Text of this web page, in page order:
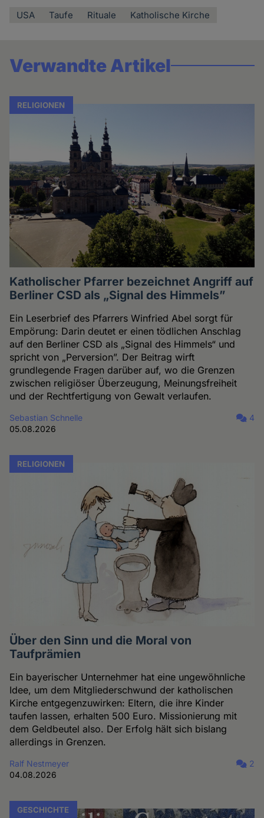
USA Taufe Rituale Katholische Kirche
Verwandte Artikel
RELIGIONEN
Katholischer Pfarrer bezeichnet Angriff auf
Berliner CSD als „Signal des Himmels”
Ein Leserbrief des Pfarrers Winfried Abel sorgt für
Empörung: Darin deutet er einen tödlichen Anschlag
auf den Berliner CSD als „Signal des Himmels“ und
spricht von „Perversion”. Der Beitrag wirft
grundlegende Fragen darüber auf, wo die Grenzen
zwischen religiöser Überzeugung, Meinungsfreiheit
und der Rechtfertigung von Gewalt verlaufen.
Sebastian Schnelle
05.08.2026
4
RELIGIONEN
Über den Sinn und die Moral von
Taufprämien
Ein bayerischer Unternehmer hat eine ungewöhnliche
Idee, um dem Mitgliederschwund der katholischen
Kirche entgegenzuwirken: Eltern, die ihre Kinder
taufen lassen, erhalten 500 Euro. Missionierung mit
dem Geldbeutel also. Der Erfolg hält sich bislang
allerdings in Grenzen.
Ralf Nestmeyer
04.08.2026
2
GESCHICHTE